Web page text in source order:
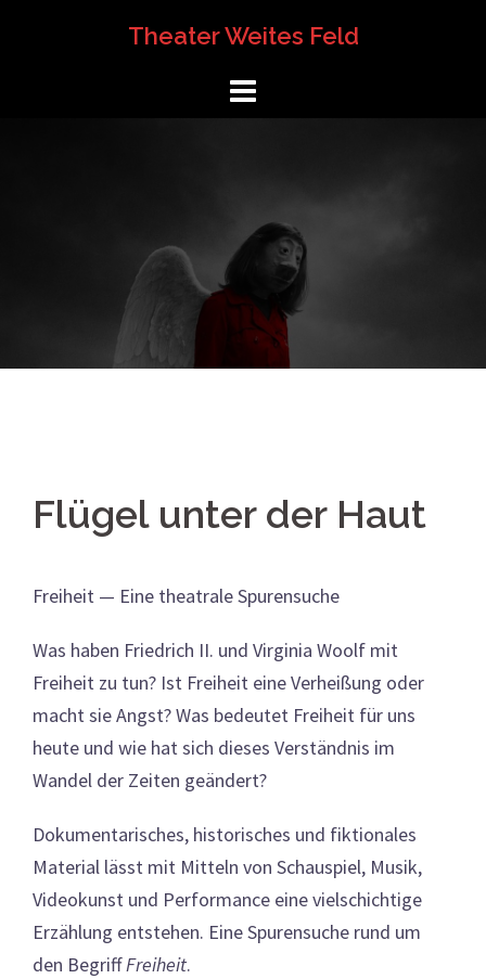
Theater Weites Feld
Flügel unter der Haut
Freiheit — Eine theatrale Spurensuche
Was haben Friedrich II. und Virginia Woolf mit
Freiheit zu tun? Ist Freiheit eine Verheißung oder
macht sie Angst? Was bedeutet Freiheit für uns
heute und wie hat sich dieses Verständnis im
Wandel der Zeiten geändert?
Dokumentarisches, historisches und fiktionales
Material lässt mit Mitteln von Schauspiel, Musik,
Videokunst und Performance eine vielschichtige
Erzählung entstehen. Eine Spurensuche rund um
den BegriffFreiheit.